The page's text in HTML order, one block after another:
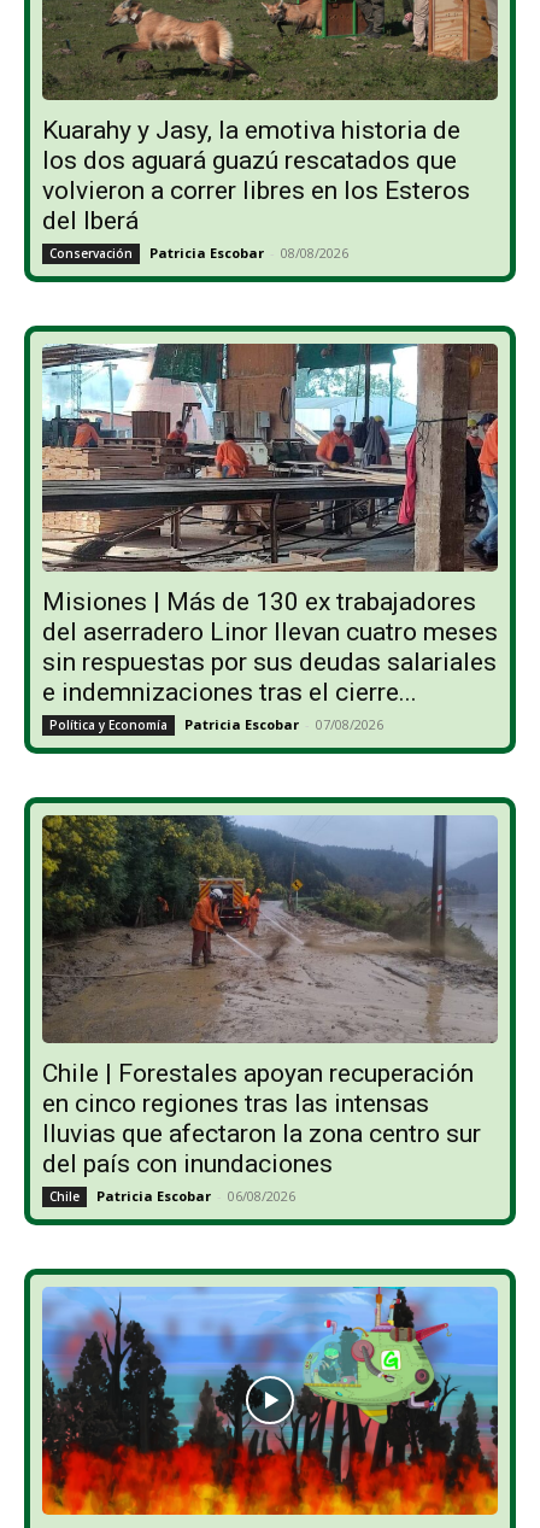
Kuarahy y Jasy, la emotiva historia de
los dos aguará guazú rescatados que
volvieron a correr libres en los Esteros
del Iberá
Conservación Patricia Escobar - 08/08/2026
Misiones | Más de 130 ex trabajadores
del aserradero Linor llevan cuatro meses
sin respuestas por sus deudas salariales
e indemnizaciones tras el cierre...
Política y Economía Patricia Escobar - 07/08/2026
Chile | Forestales apoyan recuperación
en cinco regiones tras las intensas
lluvias que afectaron la zona centro sur
del país con inundaciones
Chile Patricia Escobar - 06/08/2026